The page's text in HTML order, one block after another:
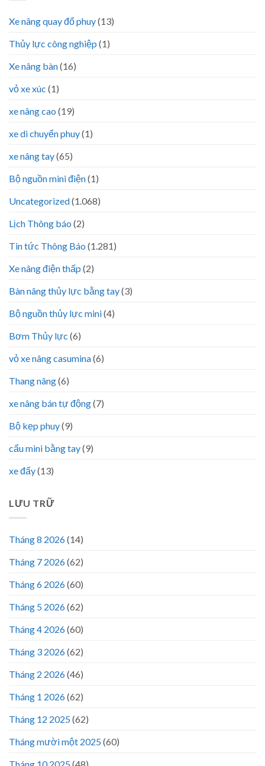
Xe nâng quay đổ phuy(13)
Thủy lực công nghiệp (1)
Xe nâng bàn(16)
vỏ xe xúc (1)
xe nâng cao (19)
xe di chuyển phuy(1)
xe nâng tay(65)
Bộ nguồn mini điện(1)
Uncategorized(1.068)
Lịch Thông báo (2)
Tin tức Thông Báo (1.281)
Xe nâng điện thấp (2)
Bàn nâng thủy lực bằng tay(3)
Bộ nguồn thủy lực mini(4)
Bơm Thủy lực (6)
vỏ xe nâng casumina(6)
Thang nâng(6)
xe nâng bán tự động(7)
Bộ kẹp phuy(9)
cẩu mini bằng tay(9)
xe đẩy(13)
LƯU TRỮ
Tháng 8 2026(14)
Tháng 7 2026(62)
Tháng 6 2026(60)
Tháng 5 2026(62)
Tháng 4 2026(60)
Tháng 3 2026(62)
Tháng 2 2026(46)
Tháng 1 2026(62)
Tháng 12 2025(62)
Tháng mười một 2025(60)